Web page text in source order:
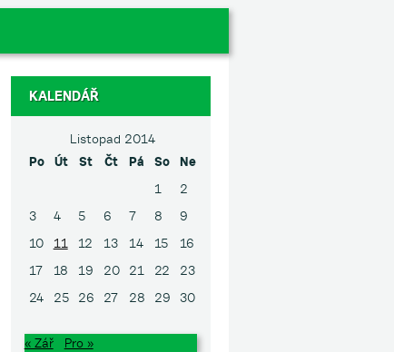
KALENDÁŘ
Listopad 2014
Po
Út St Čt Pá So
Ne
1
2
3
4 5 6 7 8
9
10
11 12 13 14 15
16
17
18 19 20 21 22
23
24
25 26 27 28 29 30
« Zář Pro »